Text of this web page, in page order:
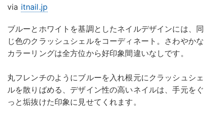
via itnail.jp
ブルーとホワイトを基調としたネイルデザインには、同
じ色のクラッシュシェルをコーディネート。さわやかな
カラーリングは全方位から好印象間違いなしです。
丸フレンチのようにブルーを入れ根元にクラッシュシェ
ルを散りばめる、デザイン性の高いネイルは、手元をぐ
っと垢抜けた印象に見せてくれます。